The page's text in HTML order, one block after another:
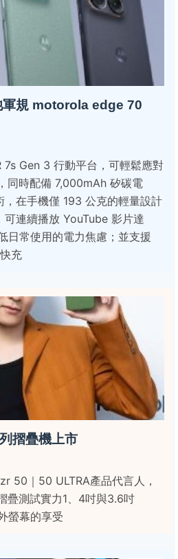
規 motorola edge 70
Gen 3 行動平台，可輕鬆應對
同時配備 7,000mAh 矽碳電
，在手機僅 193 公克的輕量設計
連續播放 YouTube 影片達
日常使用的電力焦慮；並支援
充
摺疊機上市
50｜50 ULTRA產品代言人，
疊測試實力1、4吋與3.6吋
螢幕的享受